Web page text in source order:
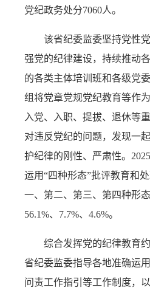
党纪政务处分7060人。
该省纪委监委坚持党性党
强党的纪律建设，持续推动
的各类主体培训班和各级党
组将党章党规党纪教育等作
入党、入职、提拔、退休等
对违反党纪的问题，发现一
护纪律的刚性、严肃性。
运用“四种形态”批评教育和
一、第二、第三、第四种形态
56.1%、7.7%、4.6%。
综合发挥党的纪律教育约
省纪委监委指导各地准确运
问责工作指引等工作制度，